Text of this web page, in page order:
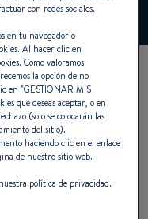
DE
con redes sociales.
en tu navegador o
Al hacer clic en
Como valoramos
la opción de no
en "GESTIONAR MIS
que deseas aceptar, o en
(solo se colocarán las
del sitio).
haciendo clic en el enlace
de nuestro sitio web.
política de privacidad.